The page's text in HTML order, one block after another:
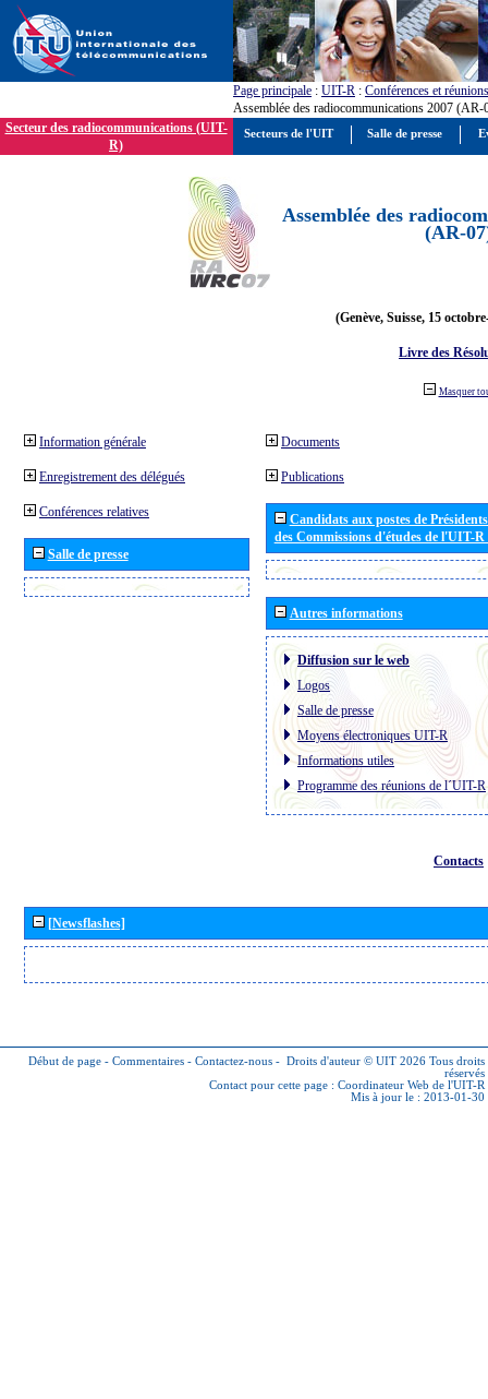
Page principale : UIT-R : Conférences et réunions
Assemblée des radiocommunications 2007 (AR-
Secteur des radiocommunications (UIT-
R)
Assemblée des
(AR-
(Genève, Suisse, 15
Livre des
Masquer
Information générale
Enregistrement des délégués
Conférences relatives
Salle de presse
Documents
Publications
Candidats aux postes de
des Commissions d'études de l'UIT-
Autres informations
Diffusion sur le web
Logos
Salle de presse
Moyens électroniques UIT-R
Informations utiles
Programme des réunions de l´UIT-R
Contacts
[Newsflashes]
Début de page - Commentaires - Contactez-nous - Droits d'auteur © UIT 2026 Tous droits
réservés
Contact pour cette page : Coordinateur Web de l'UIT-R
Mis à jour le : 2013-01-30
Secteurs de l'UIT Salle de presse